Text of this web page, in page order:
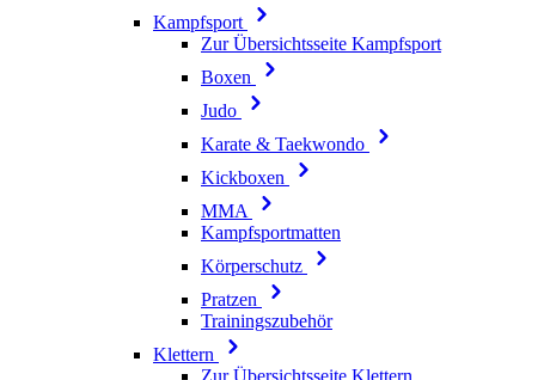
Kampfsport
Zur Übersichtsseite Kampfsport
Boxen
Judo
Karate & Taekwondo
Kickboxen
MMA
Kampfsportmatten
Körperschutz
Pratzen
Trainingszubehör
Klettern
Zur Übersichtsseite Klettern